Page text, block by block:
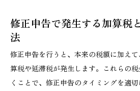
修正申告で発生する加算税
法
修正申告を行うと、本来の税額に加え
算税や延滞税が発生します。これらの
くことで、修正申告のタイミングを適切